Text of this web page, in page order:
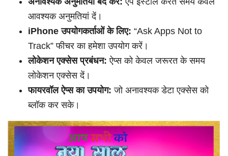
आवश्यक अनुमतियां दें।
iPhone उपयोगकर्ताओं के लिए: “Ask Apps Not to
Track” फीचर का हमेशा उपयोग करें।
लोकेशन एक्सेस प्रबंधन: ऐप्स को केवल जरूरत के समय
लोकेशन एक्सेस दें।
फायरवॉल ऐप्स का उपयोग: जो अनावश्यक डेटा एक्सेस को
ब्लॉक कर सके।